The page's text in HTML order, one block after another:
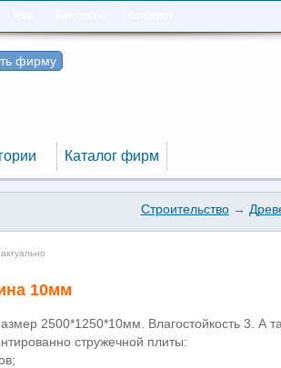
фирму
Каталог фирм
Строительство→
10мм
2500*1250*10мм. Влагостойкость 3. А
стружечной плиты: